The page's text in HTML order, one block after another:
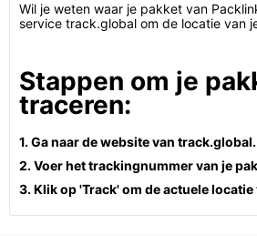
Wil je weten waar je pakket van
service track.global om de locatie van
Stappen om je
traceren:
1. Ga naar de website van track.global.
2. Voer het trackingnummer van je
3. Klik op 'Track' om de actuele